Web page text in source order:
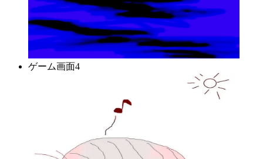
ゲーム画面4